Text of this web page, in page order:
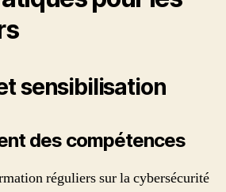
sensibilisation
des compétences
réguliers sur la cybersécurité